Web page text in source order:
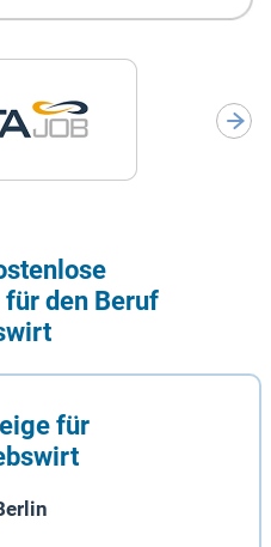
den Beruf
für